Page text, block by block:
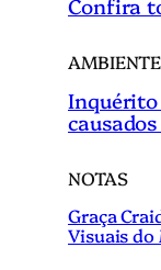
NOTAS
Graça
Visuais do